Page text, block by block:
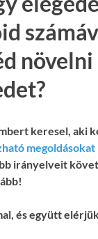
növelni
keresel, aki
megoldásokat
irányelveit
és együtt